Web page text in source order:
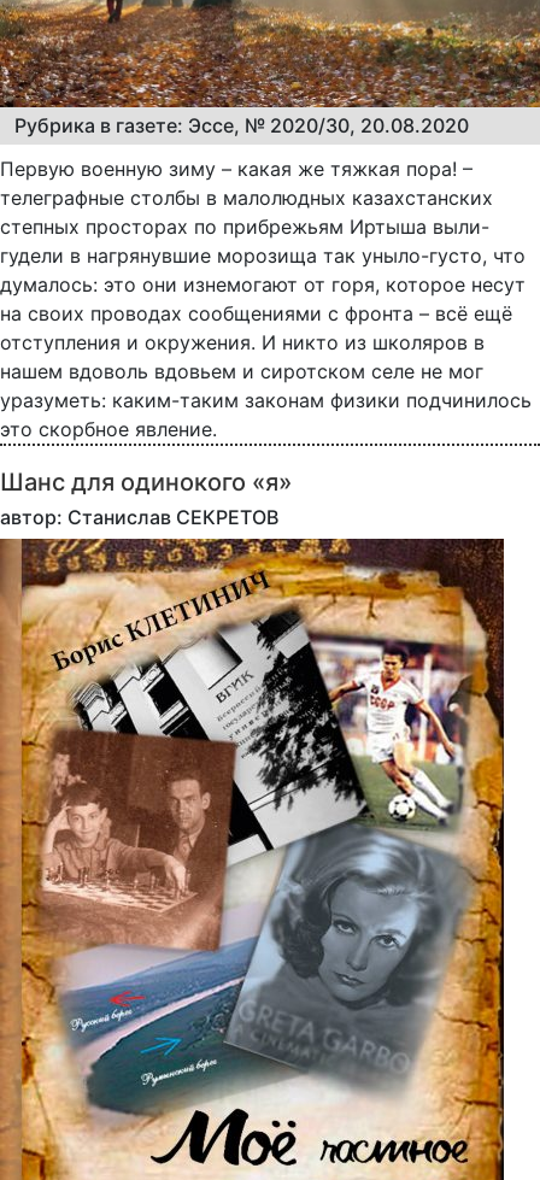
Рубрика в газете: Эссе, № 2020/30, 20.08.2020
Первую военную зиму – какая же тяжкая пора! –
телеграфные столбы в малолюдных казахстанских
степных просторах по прибрежьям Иртыша выли-
гудели в нагрянувшие морозища так уныло-густо, что
думалось: это они изнемогают от горя, которое несут
на своих проводах сообщениями с фронта – всё ещё
отступления и окружения. И никто из школяров в
нашем вдоволь вдовьем и сиротском селе не мог
уразуметь: каким-таким законам физики подчинилось
это скорбное явление.
Шанс для одинокого «я»
автор: Станислав СЕКРЕТОВ